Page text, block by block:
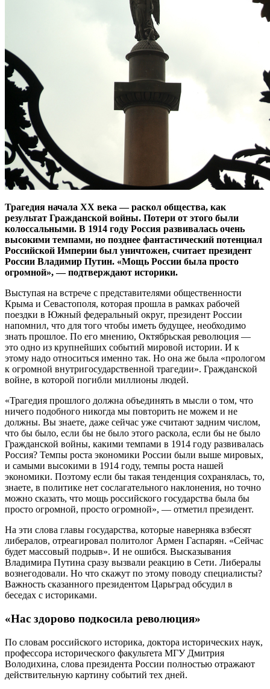
Трагедия начала ХХ века — раскол общества, как
результат Гражданской войны. Потери от этого были
колоссальными. В 1914 году Россия развивалась очень
высокими темпами, но позднее фантастический потенциал
Российской Империи был уничтожен, считает президент
России Владимир Путин. «Мощь России была просто
огромной», — подтверждают историки.
Выступая на встрече с представителями общественности
Крыма и Севастополя, которая прошла в рамках рабочей
поездки в Южный федеральный округ, президент России
напомнил, что для того чтобы иметь будущее, необходимо
знать прошлое. По его мнению, Октябрьская революция —
это одно из крупнейших событий мировой истории. И к
этому надо относиться именно так. Но она же была «прологом
к огромной внутригосударственной трагедии». Гражданской
войне, в которой погибли миллионы людей.
«Трагедия прошлого должна объединять в мысли о том, что
ничего подобного никогда мы повторить не можем и не
должны. Вы знаете, даже сейчас уже считают задним числом,
что бы было, если бы не было этого раскола, если бы не было
Гражданской войны, какими темпами в 1914 году развивалась
Россия? Темпы роста экономики России были выше мировых,
и самыми высокими в 1914 году, темпы роста нашей
экономики. Поэтому если бы такая тенденция сохранялась, то,
знаете, в политике нет сослагательного наклонения, но точно
можно сказать, что мощь российского государства была бы
просто огромной, просто огромной», — отметил президент.
На эти слова главы государства, которые наверняка взбесят
либералов, отреагировал политолог Армен Гаспарян. «Сейчас
будет массовый подрыв». И не ошибся. Высказывания
Владимира Путина сразу вызвали реакцию в Сети. Либералы
вознегодовали. Но что скажут по этому поводу специалисты?
Важность сказанного президентом Царьград обсудил в
беседах с историками.
«Нас здорово подкосила революция»
По словам российского историка, доктора исторических наук,
профессора исторического факультета МГУ Дмитрия
Володихина, слова президента России полностью отражают
действительную картину событий тех дней.